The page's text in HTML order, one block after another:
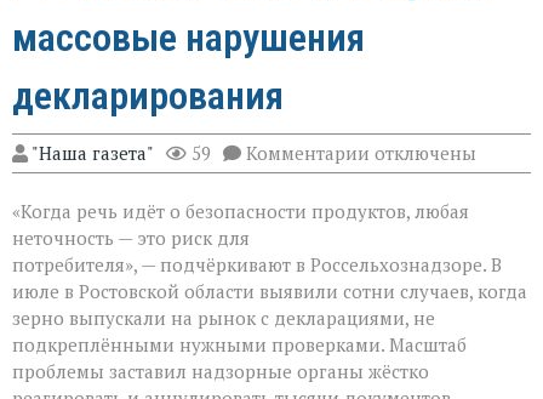
массовые нарушения
декларирования
"Наша газета" 59 Комментарии к
записи
под
Ростовской
области
вскрыли
массовые
нарушения
декларирования
отключены
«Когда речь идёт о безопасности продуктов, любая
неточность — это риск для
потребителя», — подчёркивают в Россельхознадзоре. В
июле в Ростовской области выявили сотни случаев, когда
зерно выпускали на рынок с декларациями, не
подкреплёнными нужными проверками. Масштаб
проблемы заставил надзорные органы жёстко